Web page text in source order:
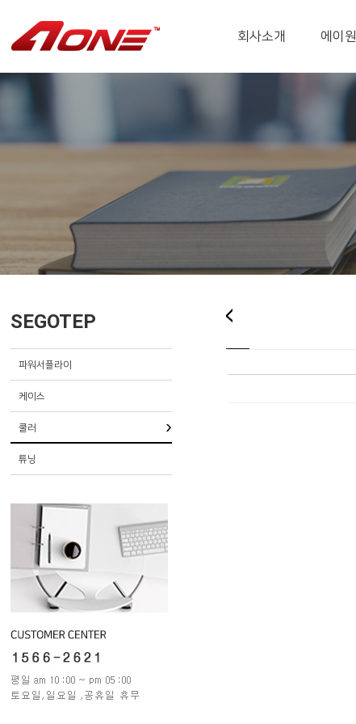
회사소개 에이원
SEGOTEP
파워서플라이
케이스
쿨러
튜닝